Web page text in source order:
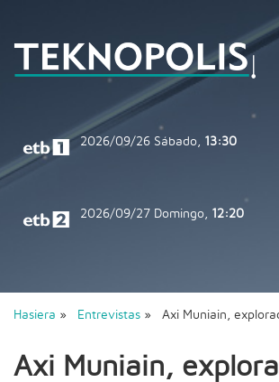
2026/09/26 Sábado, 13:30
2026/09/27 Domingo, 12:20
Hasiera » Entrevistas » Axi Muniain,
Axi Muniain,